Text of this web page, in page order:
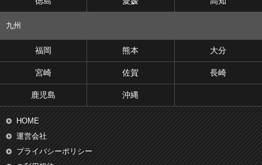
九州
福岡 熊本 大分
宮崎 佐賀 長崎
鹿児島 沖縄
HOME
運営会社
プライバシーポリシー